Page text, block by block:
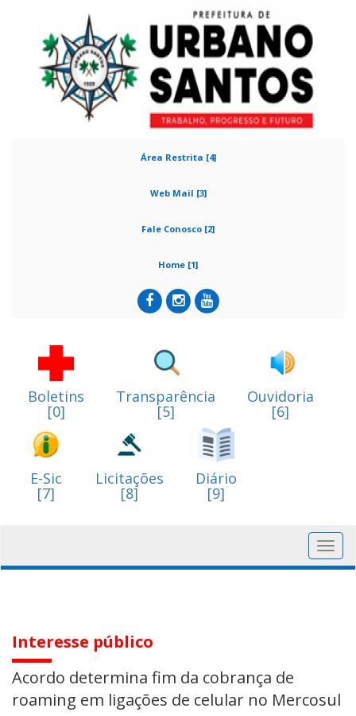
Área Restrita [4]
Web Mail [3]
Fale Conosco [2]
Home [1]
Boletins
[0]
Transparência
[5]
Ouvidoria
[6]
E-Sic
[7]
Licitações
[8]
Diário
[9]
Interesse público
Acordo determina fim da cobrança de
roaming em ligações de celular no Mercosul